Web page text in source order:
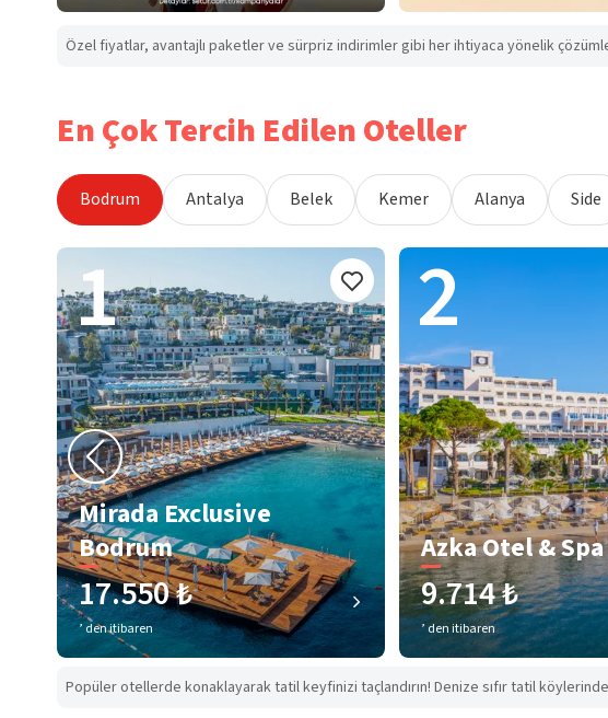
Özel fiyatlar, avantajlı paketler ve sürpriz indirimler gibi her ihtiyaca yönelik
En Çok Tercih Edilen Oteller
Bodrum Antalya Belek Kemer Alanya Side
1
Mirada Exclusive
Bodrum
17.550 ₺
’ den itibaren
2
Azka Otel & Spa
9.714 ₺
’ den itibaren
Popüler otellerde konaklayarak tatil keyfinizi taçlandırın! Denize sıfır tatil